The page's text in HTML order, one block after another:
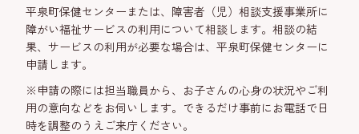
平泉町保健センターまたは、障害者（児）相談支援事業所に
障がい福祉サービスの利用について相談します。相談の結
果、サービスの利用が必要な場合は、平泉町保健センターに
申請します。
※申請の際には担当職員から、お子さんの心身の状況やご利
用の意向などをお伺いします。できるだけ事前にお電話で日
時を調整のうえご来庁ください。